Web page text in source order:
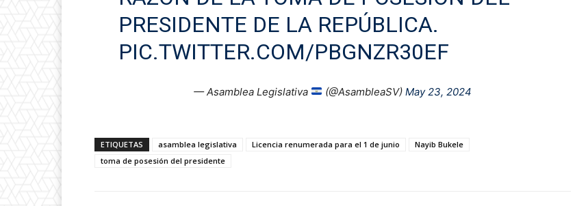
PRESIDENTE DE LA REPÚBLICA.
PIC.TWITTER.COM/PBGNZR30EF
— Asamblea Legislativa (@AsambleaSV)May 23, 2024
ETIQUETAS asamblea legislativa Licencia renumerada para el 1 de junio
Nayib Bukele
toma de posesión del presidente